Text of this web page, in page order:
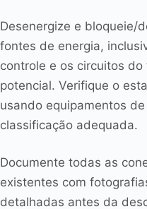
Desenergize e bloqueie/
fontes de energia,
controle e os circuitos
potencial. Verifique o
usando equipamentos
classificação adequada.
Documente todas as
existentes com
detalhadas antes da